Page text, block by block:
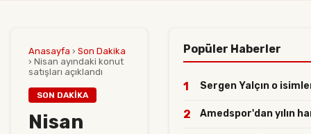
Anasayfa › Son Dakika
› Nisan ayındaki konut
satışları açıklandı
SON DAKIKA
Nisan
Popüler Haberler
1 Sergen Yalçın o
2 Amedspor'dan yılın